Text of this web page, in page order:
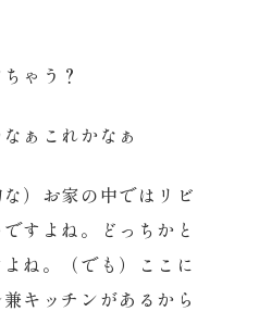
ゃう？
ぁこれかなぁ
な）お家の中ではリビ
すよね。どっちかと
ね。（でも）ここに
キッチンがあるから